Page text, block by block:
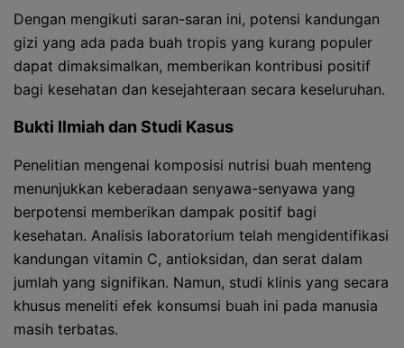
Dengan mengikuti saran-saran ini, potensi kandungan
gizi yang ada pada buah tropis yang kurang populer
dapat dimaksimalkan, memberikan kontribusi positif
bagi kesehatan dan kesejahteraan secara keseluruhan.
Bukti Ilmiah dan Studi Kasus
Penelitian mengenai komposisi nutrisi buah menteng
menunjukkan keberadaan senyawa-senyawa yang
berpotensi memberikan dampak positif bagi
kesehatan. Analisis laboratorium telah mengidentifikasi
kandungan vitamin C, antioksidan, dan serat dalam
jumlah yang signifikan. Namun, studi klinis yang secara
khusus meneliti efek konsumsi buah ini pada manusia
masih terbatas.